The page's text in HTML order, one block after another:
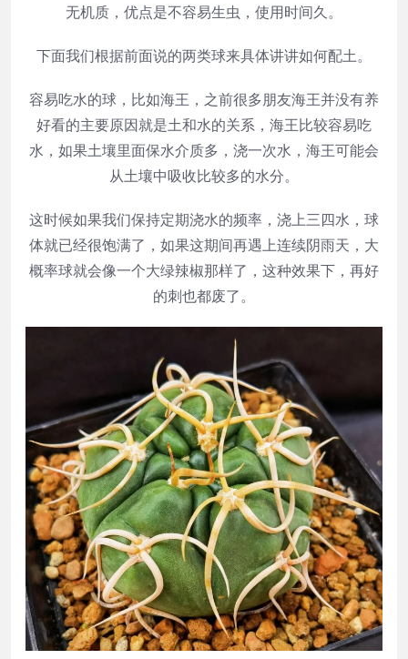
无机质，优点是不容易生虫，使用时间久。
下面我们根据前面说的两类球来具体讲讲如何配土。
容易吃水的球，比如海王，之前很多朋友海王并没有养
好看的主要原因就是土和水的关系，海王比较容易吃
水，如果土壤里面保水介质多，浇一次水，海王可能会
从土壤中吸收比较多的水分。
这时候如果我们保持定期浇水的频率，浇上三四水，球
体就已经很饱满了，如果这期间再遇上连续阴雨天，大
概率球就会像一个大绿辣椒那样了，这种效果下，再好
的刺也都废了。